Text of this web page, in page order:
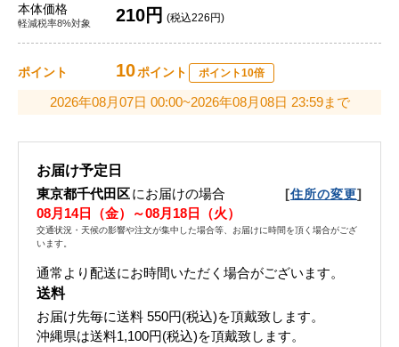
本体価格
軽減税率8%対象 210円 (税込226円)
ポイント 10ポイント ポイント10倍
2026年08月07日 00:00~2026年08月08日 23:59まで
お届け予定日
東京都千代田区にお届けの場合 [住所の変更]
08月14日（金）～08月18日（火）
交通状況・天候の影響や注文が集中した場合等、お届けに時間を頂く場合がござ
います。
通常より配送にお時間いただく場合がございます。
送料
お届け先毎に送料 550円(税込)を頂戴致します。
沖縄県は送料1,100円(税込)を頂戴致します。